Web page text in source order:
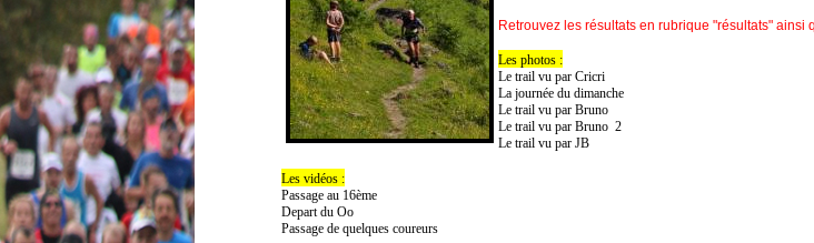
Retrouvez les résultats en rubrique "résultats" ainsi
Les photos :
Le trail vu par Cricri
La journée du dimanche
Le trail vu par Bruno
Le trail vu par Bruno 2
Le trail vu par JB
Les vidéos :
Passage au 16ème
Depart du Oo
Passage de quelques coureurs